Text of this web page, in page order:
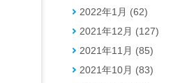
2022年1月 (62)
2021年12月 (127)
2021年11月 (85)
2021年10月 (83)